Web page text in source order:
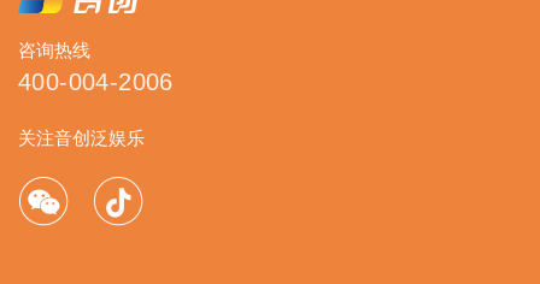
咨询热线
400-004-2006
关注音创泛娱乐